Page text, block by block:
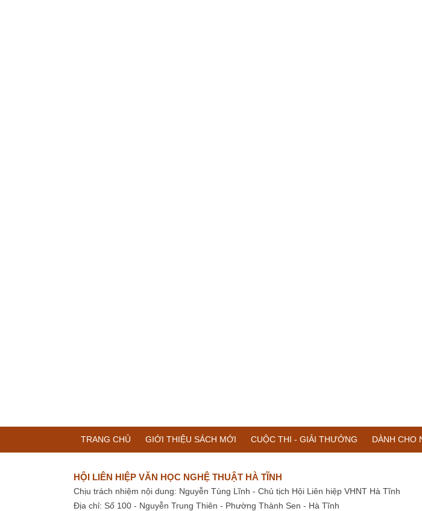
TRANG CHỦ GIỚI THIỆU SÁCH MỚI CUỘC THI - GIẢI THƯỞNG DÀNH CHO
HỘI LIÊN HIỆP VĂN HỌC NGHỆ THUẬT HÀ TĨNH
Chịu trách nhiệm nội dung: Nguyễn Tùng Lĩnh - Chủ tịch Hội Liên hiệp VHNT Hà Tĩnh
Địa chỉ: Số 100 - Nguyễn Trung Thiên - Phường Thành Sen - Hà Tĩnh